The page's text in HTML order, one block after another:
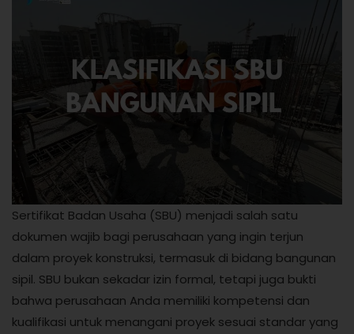
Sertifikat Badan Usaha (SBU) menjadi salah satu
dokumen wajib bagi perusahaan yang ingin terjun
dalam proyek konstruksi, termasuk di bidang bangunan
sipil. SBU bukan sekadar izin formal, tetapi juga bukti
bahwa perusahaan Anda memiliki kompetensi dan
kualifikasi untuk menangani proyek sesuai standar yang